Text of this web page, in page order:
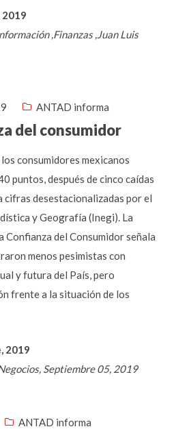
2019
,Finanzas ,Juan Luis
ANTAD informa
del consumidor
consumidores mexicanos
puntos, después de cinco caídas
cifras desestacionalizadas por el
y Geografía (Inegi). La
Confianza del Consumidor señala
menos pesimistas con
y futura del País, pero
frente a la situación de los
2019
Septiembre 05, 2019
ANTAD informa